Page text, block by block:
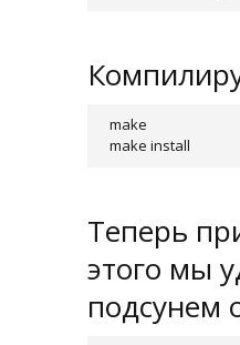
make
make install
Теперь
этого мы
подсунем